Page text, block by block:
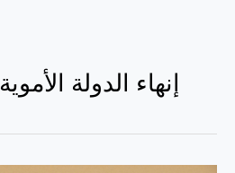
إنهاء الدولة الأموية